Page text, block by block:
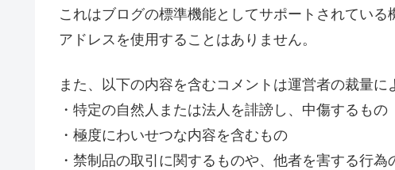
これはブログの標準機能としてサポートされてい
アドレスを使用することはありません。
また、以下の内容を含むコメントは運営者の裁量に
・特定の自然人または法人を誹謗し、中傷するもの
・極度にわいせつな内容を含むもの
・禁制品の取引に関するものや、他者を害する行